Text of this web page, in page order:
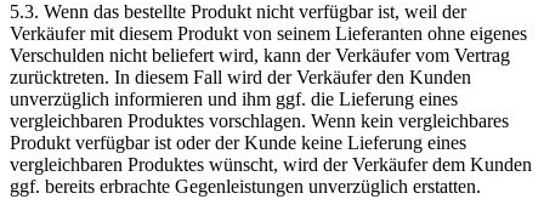
5.3. Wenn das bestellte Produkt nicht verfügbar ist, weil der
Verkäufer mit diesem Produkt von seinem Lieferanten ohne eigenes
Verschulden nicht beliefert wird, kann der Verkäufer vom Vertrag
zurücktreten. In diesem Fall wird der Verkäufer den Kunden
unverzüglich informieren und ihm ggf. die Lieferung eines
vergleichbaren Produktes vorschlagen. Wenn kein vergleichbares
Produkt verfügbar ist oder der Kunde keine Lieferung eines
vergleichbaren Produktes wünscht, wird der Verkäufer dem Kunden
ggf. bereits erbrachte Gegenleistungen unverzüglich erstatten.